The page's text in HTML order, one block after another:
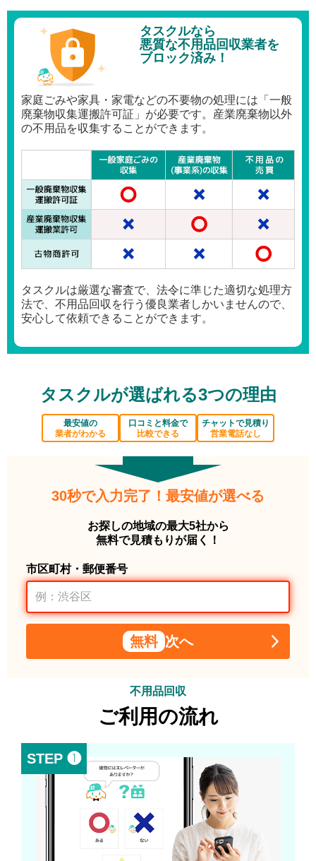
タスクルなら
悪質な不用品回収業者を
ブロック済み！
家庭ごみや家具・家電などの不要物の処理には「一般
廃棄物収集運搬許可証」が必要です。産業廃棄物以外
の不用品を収集することができます。
タスクルは厳選な審査で、法令に準じた適切な処理方
法で、不用品回収を行う優良業者しかいませんので、
安心して依頼できることができます。
タスクルが選ばれる3つの理由
最安値の
業者がわかる
口コミと料金で
比較できる
チャットで見積り
営業電話なし
30秒で入力完了！最安値が選べる
お探しの地域の最大5社から
無料で見積もりが届く！
市区町村・郵便番号
無料 次へ
不用品回収
ご利用の流れ
STEP ❶